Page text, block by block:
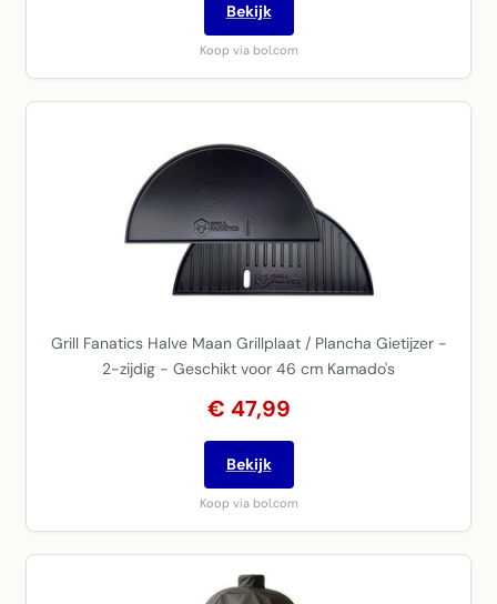
Bekijk
Koop via bol.com
Grill Fanatics Halve Maan Grillplaat / Plancha Gietijzer -
2-zijdig - Geschikt voor 46 cm Kamado's
€ 47,99
Bekijk
Koop via bol.com